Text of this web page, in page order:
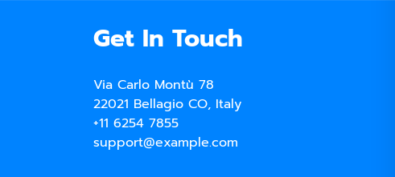
Get In Touch
Via Carlo Montù 78
22021 Bellagio CO, Italy
+11 6254 7855
support@example.com